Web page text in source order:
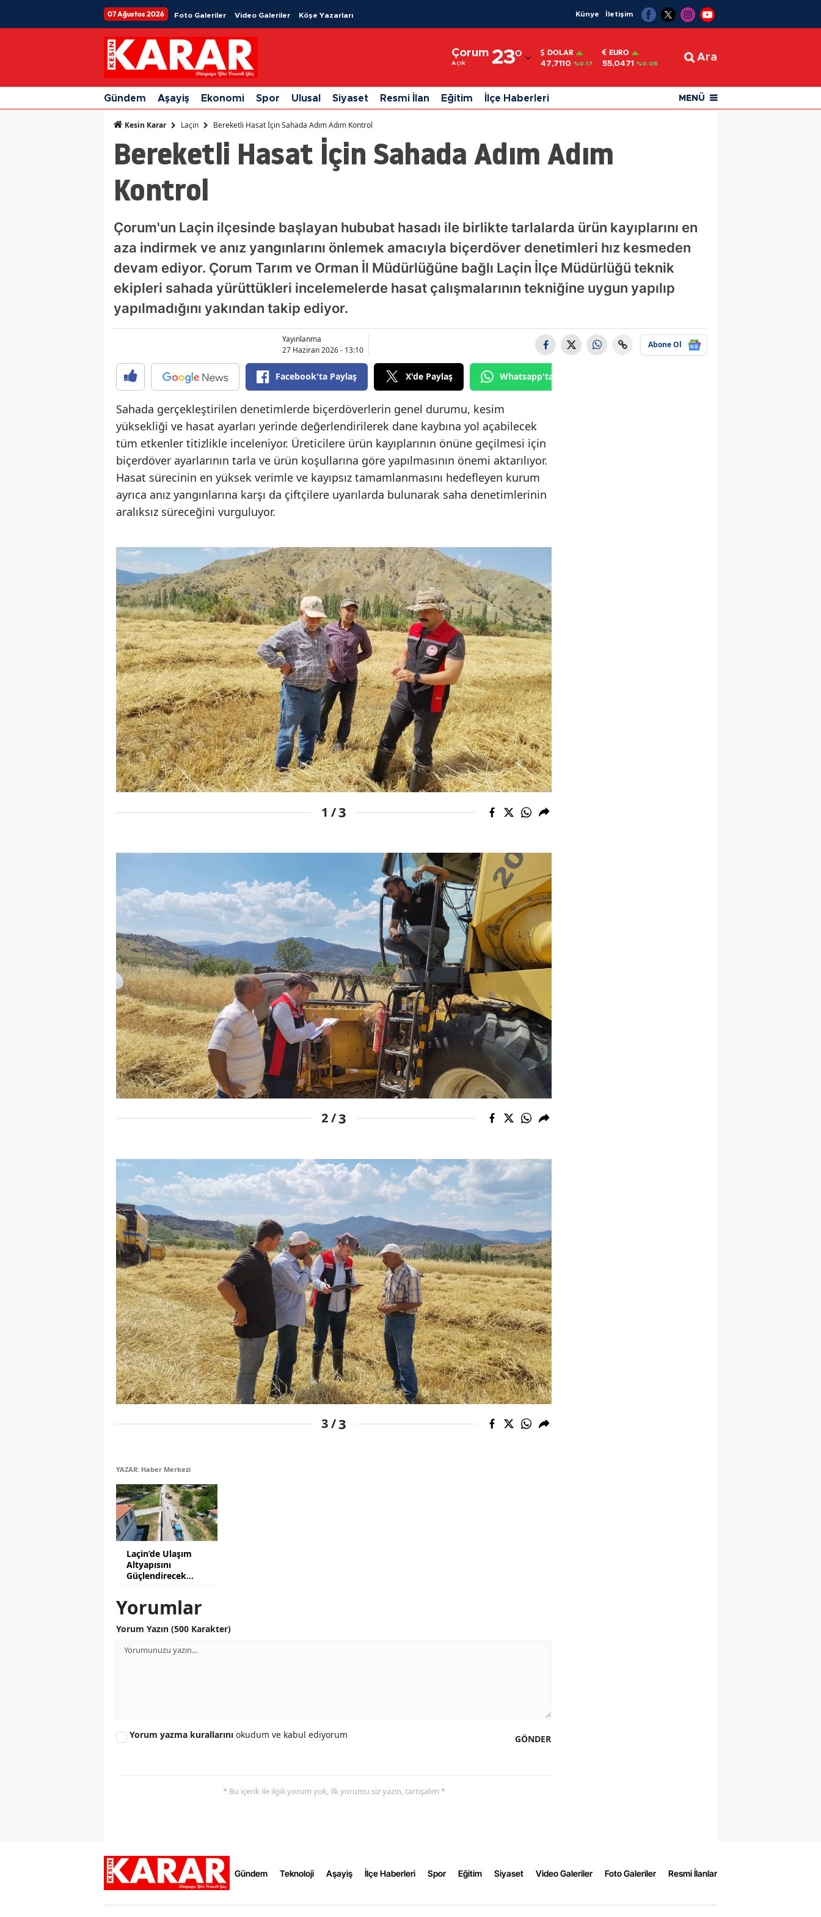
07 Ağustos 2026 Foto Galeriler Video Galeriler Köşe Yazarları Künye İletişim
Çorum
Açık 23°
Adıyaman
Afyonkarahisar
Ağrı
Ankara
Aydın
Balıkesir
Bilecik
Bolu
Burdur
Bursa
Çanakkale
Çankırı
Çorum
Edirne
Elazığ
Erzincan
Erzurum
Eskişehir
Gaziantep
Giresun
Gümüşhane
Hakkari
Hatay
Isparta
İstanbul
İzmir
Kars
Kastamonu
Kayseri
Kırklareli
Kırşehir
Kocaeli
Kütahya
Malatya
Kahramanmaraş
Mardin
Muğla
Muş
Nevşehir
Niğde
Ordu
Rize
Sakarya
Samsun
DOLAR
47,7110 %0.17
EURO
55,0471 %0.05
Ara
Gündem Aşayiş Ekonomi Spor Ulusal Siyaset Resmi İlan Eğitim İlçe Haberleri MENÜ
Kesin Karar Laçin Bereketli Hasat İçin Sahada Adım Adım Kontrol
Bereketli Hasat İçin Sahada Adım Adım
Kontrol
Çorum'un Laçin ilçesinde başlayan hububat hasadı ile birlikte tarlalarda ürün kayıplarını en
aza indirmek ve anız yangınlarını önlemek amacıyla biçerdöver denetimleri hız kesmeden
devam ediyor. Çorum Tarım ve Orman İl Müdürlüğüne bağlı Laçin İlçe Müdürlüğü teknik
ekipleri sahada yürüttükleri incelemelerde hasat çalışmalarının tekniğine uygun yapılıp
yapılmadığını yakından takip ediyor.
Yayınlanma
27 Haziran 2026 - 13:10
Abone Ol
Facebook'ta Paylaş X'de Paylaş Whatsapp'tan Gönder
Sahada gerçekleştirilen denetimlerde biçerdöverlerin genel durumu, kesim
yüksekliği ve hasat ayarları yerinde değerlendirilerek dane kaybına yol açabilecek
tüm etkenler titizlikle inceleniyor. Üreticilere ürün kayıplarının önüne geçilmesi için
biçerdöver ayarlarının tarla ve ürün koşullarına göre yapılmasının önemi aktarılıyor.
Hasat sürecinin en yüksek verimle ve kayıpsız tamamlanmasını hedefleyen kurum
ayrıca anız yangınlarına karşı da çiftçilere uyarılarda bulunarak saha denetimlerinin
aralıksız süreceğini vurguluyor.
1 /3
2 /3
3 /3
YAZAR: Haber Merkezi
Laçin’de Ulaşım
Altyapısını
Güçlendirecek
Yorumlar
Yorum Yazın (500 Karakter)
GÖNDER
Yorum yazma kurallarını okudum ve kabul ediyorum
* Bu içerik ile ilgili yorum yok, ilk yorumu siz yazın, tartışalım *
Gündem Teknoloji Aşayiş İlçe Haberleri Spor Eğitim Siyaset Video Galeriler Foto Galeriler Resmi İlanlar